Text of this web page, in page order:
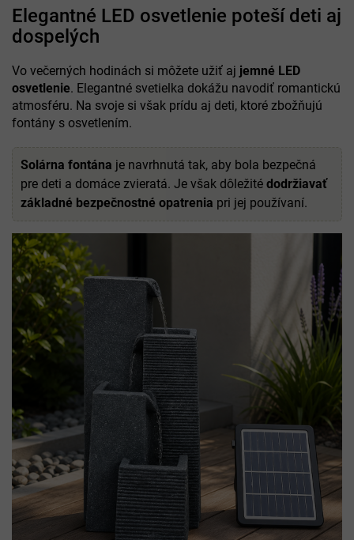
Elegantné LED osvetlenie poteší deti aj
dospelých
Vo večerných hodinách si môžete užiť aj jemné LED
osvetlenie. Elegantné svetielka dokážu navodiť romantickú
atmosféru. Na svoje si však prídu aj deti, ktoré zbožňujú
fontány s osvetlením.
Solárna fontána je navrhnutá tak, aby bola bezpečná
pre deti a domáce zvieratá. Je však dôležité dodržiavať
základné bezpečnostné opatrenia pri jej používaní.